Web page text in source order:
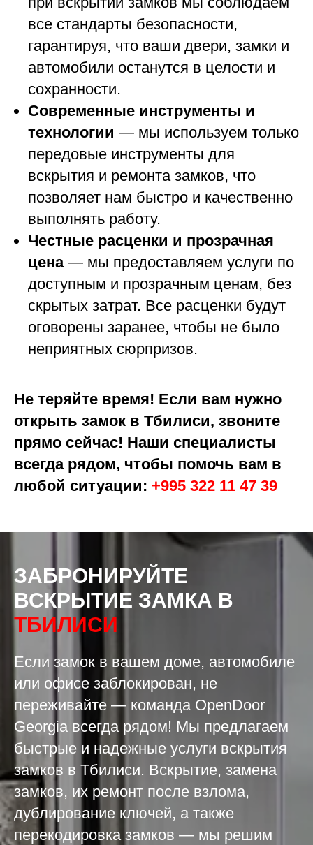
все стандарты безопасности,
гарантируя, что ваши двери, замки и
автомобили останутся в целости и
сохранности.
Современные инструменты и
технологии — мы используем только
передовые инструменты для
вскрытия и ремонта замков, что
позволяет нам быстро и качественно
выполнять работу.
Честные расценки и прозрачная
цена— мы предоставляем услуги по
доступным и прозрачным ценам, без
скрытых затрат. Все расценки будут
оговорены заранее, чтобы не было
неприятных сюрпризов.
Не теряйте время! Если вам нужно
открыть замок в Тбилиси, звоните
прямо сейчас! Наши специалисты
всегда рядом, чтобы помочь вам в
любой ситуации: +995 322 11 47 39
ЗАБРОНИРУЙТЕ
ВСКРЫТИЕ ЗАМКА В
ТБИЛИСИ
Если замок в вашем доме, автомобиле
или офисе заблокирован, не
переживайте — команда OpenDoor
Georgia всегда рядом! Мы предлагаем
быстрые и надежные услуги вскрытия
замков в Тбилиси. Вскрытие, замена
замков, их ремонт после взлома,
дублирование ключей, а также
перекодировка замков — мы решим